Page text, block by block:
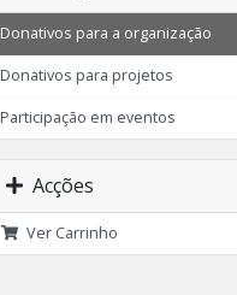
Donativos para a organização
Donativos para projetos
Participação em eventos
Acções
Ver Carrinho